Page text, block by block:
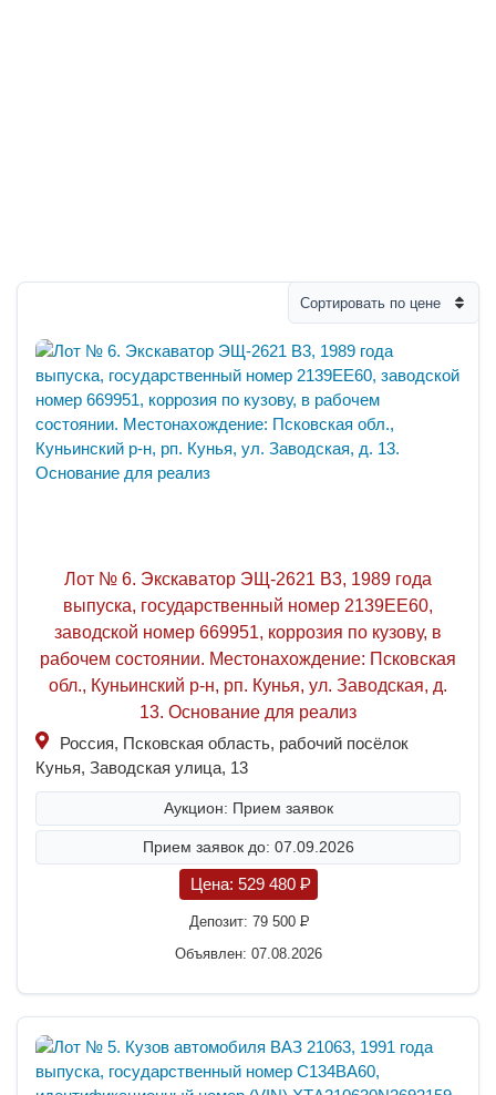
Сортировать по цене
Лот № 6. Экскаватор ЭЩ-2621 В3, 1989 года
выпуска, государственный номер 2139ЕЕ60,
заводской номер 669951, коррозия по кузову, в
рабочем состоянии. Местонахождение: Псковская
обл., Куньинский р-н, рп. Кунья, ул. Заводская, д.
13. Основание для реализ
Россия, Псковская область, рабочий посёлок
Кунья, Заводская улица, 13
Аукцион: Прием заявок
Прием заявок до: 07.09.2026
Цена: 529 480 P
Депозит: 79 500P
Объявлен: 07.08.2026